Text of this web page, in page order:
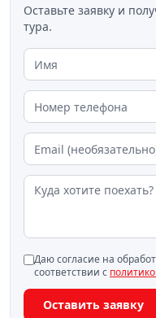
Оставьте заявку и
тура.
Даю согласие на
соответствии с
Оставить заявку